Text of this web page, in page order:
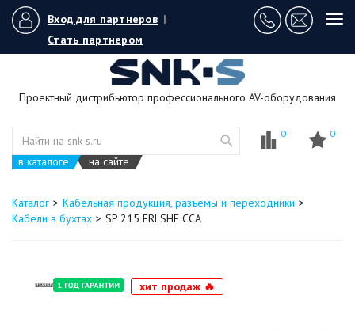
Вход для партнеров |
Стать партнером
Проектный дистрибьютор профессионального AV-оборудования
в каталоге на сайте
0 0
Каталог
Кабельная продукция, разъемы и переходники
Кабели в бухтах
SP 215 FRLSHF CCA